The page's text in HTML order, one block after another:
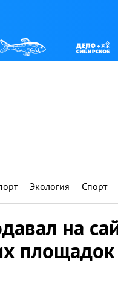
Экология Спорт
на
площадок